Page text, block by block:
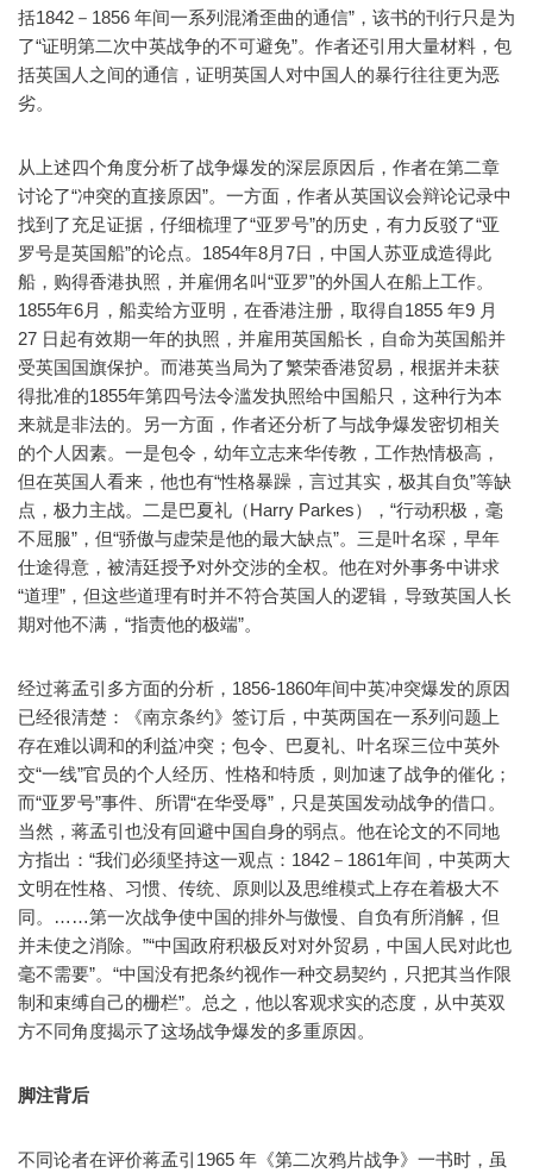
括1842－1856 年间一系列混淆歪曲的通信”，该书的刊行只是为
了“证明第二次中英战争的不可避免”。作者还引用大量材料，包
括英国人之间的通信，证明英国人对中国人的暴行往往更为恶
劣。
从上述四个角度分析了战争爆发的深层原因后，作者在第二章
讨论了“冲突的直接原因”。一方面，作者从英国议会辩论记录中
找到了充足证据，仔细梳理了“亚罗号”的历史，有力反驳了“亚
罗号是英国船”的论点。1854年8月7日，中国人苏亚成造得此
船，购得香港执照，并雇佣名叫“亚罗”的外国人在船上工作。
1855年6月，船卖给方亚明，在香港注册，取得自1855 年9 月
27 日起有效期一年的执照，并雇用英国船长，自命为英国船并
受英国国旗保护。而港英当局为了繁荣香港贸易，根据并未获
得批准的1855年第四号法令滥发执照给中国船只，这种行为本
来就是非法的。另一方面，作者还分析了与战争爆发密切相关
的个人因素。一是包令，幼年立志来华传教，工作热情极高，
但在英国人看来，他也有“性格暴躁，言过其实，极其自负”等缺
点，极力主战。二是巴夏礼（Harry Parkes），“行动积极，毫
不屈服”，但“骄傲与虚荣是他的最大缺点”。三是叶名琛，早年
仕途得意，被清廷授予对外交涉的全权。他在对外事务中讲求
“道理”，但这些道理有时并不符合英国人的逻辑，导致英国人长
期对他不满，“指责他的极端”。
经过蒋孟引多方面的分析，1856-1860年间中英冲突爆发的原因
已经很清楚：《南京条约》签订后，中英两国在一系列问题上
存在难以调和的利益冲突；包令、巴夏礼、叶名琛三位中英外
交“一线”官员的个人经历、性格和特质，则加速了战争的催化；
而“亚罗号”事件、所谓“在华受辱”，只是英国发动战争的借口。
当然，蒋孟引也没有回避中国自身的弱点。他在论文的不同地
方指出：“我们必须坚持这一观点：1842－1861年间，中英两大
文明在性格、习惯、传统、原则以及思维模式上存在着极大不
同。……第一次战争使中国的排外与傲慢、自负有所消解，但
并未使之消除。”“中国政府积极反对对外贸易，中国人民对此也
毫不需要”。“中国没有把条约视作一种交易契约，只把其当作限
制和束缚自己的栅栏”。总之，他以客观求实的态度，从中英双
方不同角度揭示了这场战争爆发的多重原因。
脚注背后
不同论者在评价蒋孟引1965 年《第二次鸦片战争》一书时，虽